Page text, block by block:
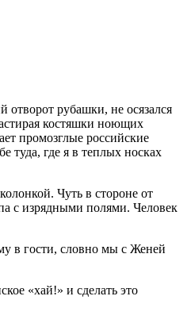
отворот рубашки, не осязался
костяшки ноющих
промозглые российские
туда, где я в теплых носках
Чуть в стороне от
с изрядными полями. Человек
в гости, словно мы с Женей
«хай!» и сделать это